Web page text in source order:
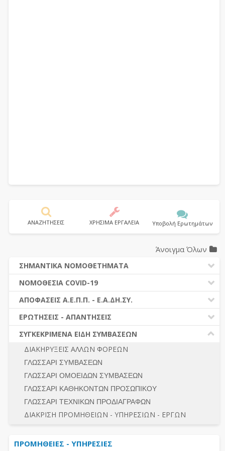
ΑΝΑΖΗΤΗΣΕΙΣ ΧΡΗΣΙΜΑ ΕΡΓΑΛΕΙΑ Υποβολή Ερωτημάτων
Άνοιγμα Όλων
ΣΗΜΑΝΤΙΚΑ ΝΟΜΟΘΕΤΗΜΑΤΑ
ΔΗΜΟΣΙΕΣ ΣΥΜΒΑΣΕΙΣ (Ν. 4412/2016)
ΔΗΜΟΤΙΚΟΣ ΚΩΔΙΚΑΣ (Ν.3463/2006)
ΚΑΛΛΙΚΡΑΤΗΣ (Ν.3852/2010)
ΝΟΜΟΘΕΣΙΑ - ΝΟΜΟΛΟΓΙΑ (ΣΥΝΟΛΟ)
ΝΟΜΟΘΕΣΙΑ COVID-19
ΝΟΜΟΘΕΣΙΑ - ΝΟΜΟΛΟΓΙΑ COVID -19
ΕΡΩΤΗΣΕΙΣ - ΑΠΑΝΤΗΣΕΙΣ
ΑΠΟΦΑΣΕΙΣ Α.Ε.Π.Π. - Ε.Α.ΔΗ.ΣΥ.
ΠΡΟΔΙΚΑΣΤΙΚΗ ΠΡΟΣΦΥΓΗ
ΓΕΝΙΚΟΙ ΚΑΝΟΝΕΣ
ΔΙΚΑΙΟΥΜΕΝΟΙ ΣΥΜΜΕΤΟΧΗΣ
ΠΡΟΣΦΟΡΕΣ – ΔΙΚΑΙΟΛΟΓΗΤΙΚΑ ΣΥΜΜΕΤΟΧΗΣ
ΔΙΕΞΑΓΩΓΗ ΔΙΑΔΙΚΑΣΙΑΣ
ΕΣΗΔΗΣ – ΚΗΜΔΗΣ
ΠΕΡΙΛΗΨΕΙΣ ΑΠΟΦΑΣΕΩΝ Α.Ε.Π.Π. - Ε.Α.ΔΗ.ΣΥ.
ΣΥΝΟΛΟ
ΕΡΩΤΗΣΕΙΣ - ΑΠΑΝΤΗΣΕΙΣ
Ν. 4782/2021 - ΤΡΟΠΟΠΟΙΗΣΗ 4412/2016
ΔΙΕΞΑΓΩΓΗ ΔΙΑΔΙΚΑΣΙΑΣ
ΔΙΑΔΙΚΑΣΙΕΣ ΑΝΑΘΕΣΗΣ
ΓΕΝΙΚΟΙ ΚΑΝΟΝΕΣ
ΠΡΟΕΤΟΙΜΑΣΙΑ - ΔΗΜΟΣΙΟΤΗΤΑ
ΛΟΓΟΙ ΑΠΟΚΛΕΙΣΜΟΥ-ΔΙΚΑΙΟΥΜΕΝΟΙ ΣΥΜΜΕΤΟΧΗΣ
ΠΡΟΣΦΟΡΕΣ - ΔΙΚΑΙΟΛΟΓΗΤΙΚΑ ΣΥΜΜΕΤΟΧΗΣ
ΣΥΓΚΕΚΡΙΜΕΝΑ ΕΙΔΗ ΣΥΜΒΑΣΕΩΝ
ΔΙΑΚΗΡΥΞΕΙΣ ΑΛΛΩΝ ΦΟΡΕΩΝ
ΓΛΩΣΣΑΡΙ ΣΥΜΒΑΣΕΩΝ
ΓΛΩΣΣΑΡΙ ΟΜΟΕΙΔΩΝ ΣΥΜΒΑΣΕΩΝ
ΓΛΩΣΣΑΡΙ ΚΑΘΗΚΟΝΤΩΝ ΠΡΟΣΩΠΙΚΟΥ
ΓΛΩΣΣΑΡΙ ΤΕΧΝΙΚΩΝ ΠΡΟΔΙΑΓΡΑΦΩΝ
ΔΙΑΚΡΙΣΗ ΠΡΟΜΗΘΕΙΩΝ - ΥΠΗΡΕΣΙΩΝ - ΕΡΓΩΝ
ΠΡΟΜΗΘΕΙΕΣ - ΥΠΗΡΕΣΙΕΣ